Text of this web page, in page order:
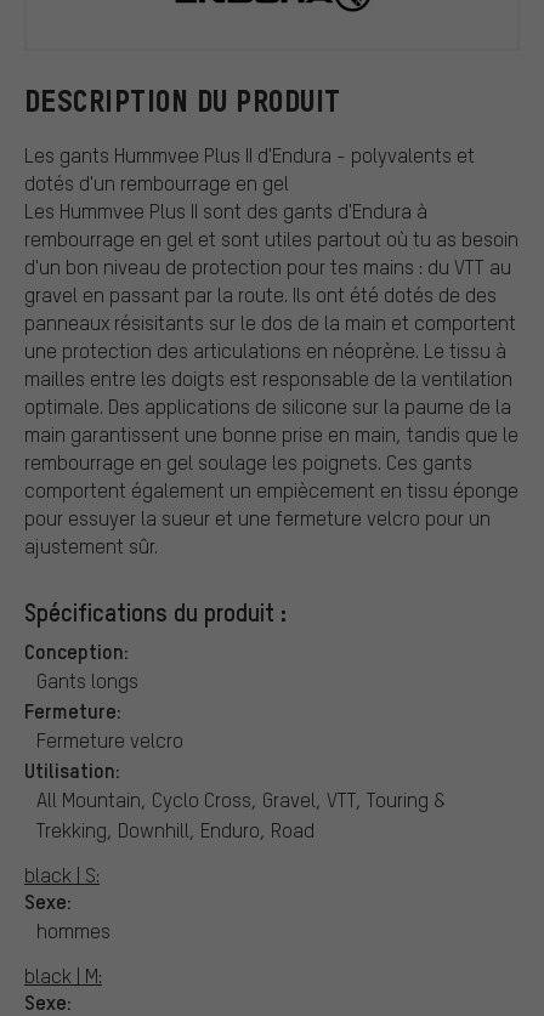
DESCRIPTION DU PRODUIT
Les gants Hummvee Plus II d'Endura - polyvalents et
dotés d'un rembourrage en gel
Les Hummvee Plus II sont des gants d'Endura à
rembourrage en gel et sont utiles partout où tu as besoin
d'un bon niveau de protection pour tes mains : du VTT au
gravel en passant par la route. Ils ont été dotés de des
panneaux résisitants sur le dos de la main et comportent
une protection des articulations en néoprène. Le tissu à
mailles entre les doigts est responsable de la ventilation
optimale. Des applications de silicone sur la paume de la
main garantissent une bonne prise en main, tandis que le
rembourrage en gel soulage les poignets. Ces gants
comportent également un empiècement en tissu éponge
pour essuyer la sueur et une fermeture velcro pour un
ajustement sûr.
Spécifications du produit :
Conception:
Gants longs
Fermeture:
Fermeture velcro
Utilisation:
All Mountain, Cyclo Cross, Gravel, VTT, Touring &
Trekking, Downhill, Enduro, Road
black | S:
Sexe:
hommes
black | M:
Sexe: